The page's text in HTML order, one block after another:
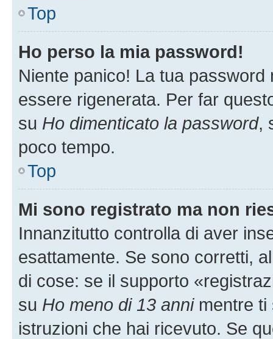
Top
Ho perso la mia password!
Niente panico! La tua
essere rigenerata. Per far
su Ho dimenticato la password,
poco tempo.
Top
Mi sono registrato ma non
Innanzitutto controlla di aver
esattamente. Se sono corretti,
di cose: se il supporto
su Ho meno di 13 annimentre ti
istruzioni che hai ricevuto. Se